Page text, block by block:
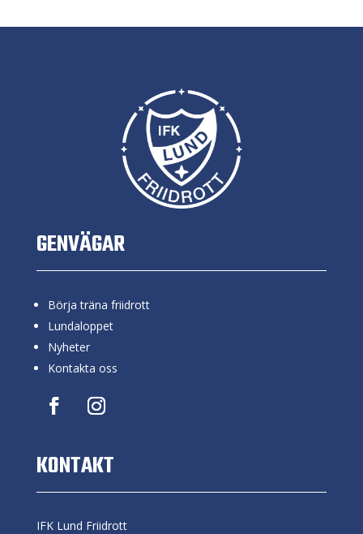
GENVÄGAR
Börja träna friidrott
Lundaloppet
Nyheter
Kontakta oss
KONTAKT
IFK Lund Friidrott